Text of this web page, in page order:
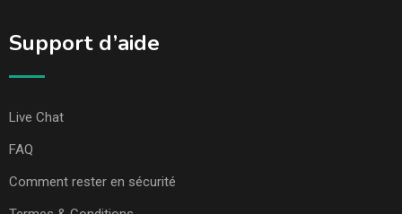
Support d’aide
Live Chat
FAQ
Comment rester en sécurité